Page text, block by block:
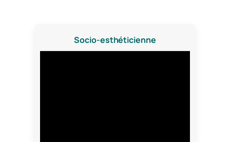
Socio-esthéticienne